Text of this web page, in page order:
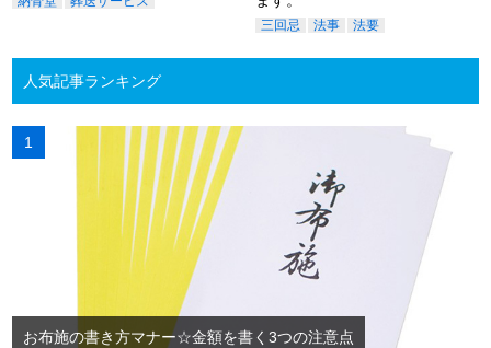
三回忌 法事 法要
人気記事ランキング
お布施の書き方マナー☆金額を書く3つの注意点